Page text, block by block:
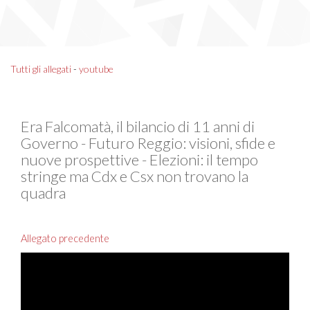
Tutti gli allegati- youtube
Era Falcomatà, il bilancio di 11 anni di
Governo - Futuro Reggio: visioni, sfide e
nuove prospettive - Elezioni: il tempo
stringe ma Cdx e Csx non trovano la
quadra
Allegato precedente